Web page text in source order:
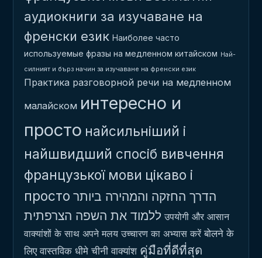
аудиокниги за изучаване на
френски език Наиболее часто
используемые фразы на медленном китайском Най-
силният и бърз начин за изучаване на френски език
Практика разговорной речи на медленном
малайском интересно и
просто найсильніший і
найшвидший спосіб вивчення
французької мови цікаво і
просто הדרך החזקה והמהירה ביותר
ללמוד את השפה הצרפתית उपयोगी और आसान
वाक्यांशों के साथ अपने मलय उच्चारण का अभ्यास करें बोलने के
लिए वास्तविक धीमे चीनी वाक्यांश คู่มือที่ดีที่สุด